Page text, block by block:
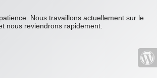
Nous travaillons actuellement sur le
nous reviendrons rapidement.